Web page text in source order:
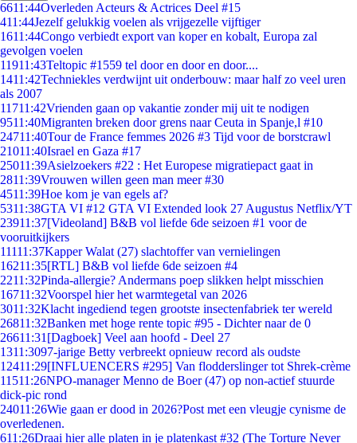
6611:44Overleden Acteurs & Actrices Deel #15
411:44Jezelf gelukkig voelen als vrijgezelle vijftiger
1611:44Congo verbiedt export van koper en kobalt, Europa zal
gevolgen voelen
11911:43Teltopic #1559 tel door en door en door....
1411:42Techniekles verdwijnt uit onderbouw: maar half zo veel uren
als 2007
11711:42Vrienden gaan op vakantie zonder mij uit te nodigen
9511:40Migranten breken door grens naar Ceuta in Spanje,l #10
24711:40Tour de France femmes 2026 #3 Tijd voor de borstcrawl
21011:40Israel en Gaza #17
25011:39Asielzoekers #22 : Het Europese migratiepact gaat in
2811:39Vrouwen willen geen man meer #30
4511:39Hoe kom je van egels af?
5311:38GTA VI #12 GTA VI Extended look 27 Augustus Netflix/YT
23911:37[Videoland] B&B vol liefde 6de seizoen #1 voor de
vooruitkijkers
11111:37Kapper Walat (27) slachtoffer van vernielingen
16211:35[RTL] B&B vol liefde 6de seizoen #4
2211:32Pinda-allergie? Andermans poep slikken helpt misschien
16711:32Voorspel hier het warmtegetal van 2026
3011:32Klacht ingediend tegen grootste insectenfabriek ter wereld
26811:32Banken met hoge rente topic #95 - Dichter naar de 0
26611:31 [Dagboek] Veel aan hoofd - Deel 27
1311:3097-jarige Betty verbreekt opnieuw record als oudste
12411:29[INFLUENCERS #295] Van flodderslinger tot Shrek-crème
11511:26NPO-manager Menno de Boer (47) op non-actief stuurde
dick-pic rond
24011:26Wie gaan er dood in 2026?Post met een vleugje cynisme de
overledenen.
611:26Draai hier alle platen in je platenkast #32 (The Torture Never